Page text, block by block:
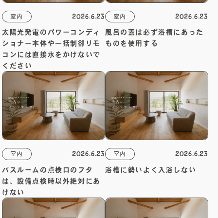
室内 2026.6.23
太陽光発電のパワーコンディ
ショナー本体や一括制卻リモ
コンには直接水をかけないで
ください
室内 2026.6.23
風呂の蓋は必ず浴槽にあった
ものを使用する
室内 2026.6.23
バスルームの点検口のフタ
は、設備点検時以外絶対にあ
けない
室内 2026.6.23
浴槽に勢いよく入浴しない